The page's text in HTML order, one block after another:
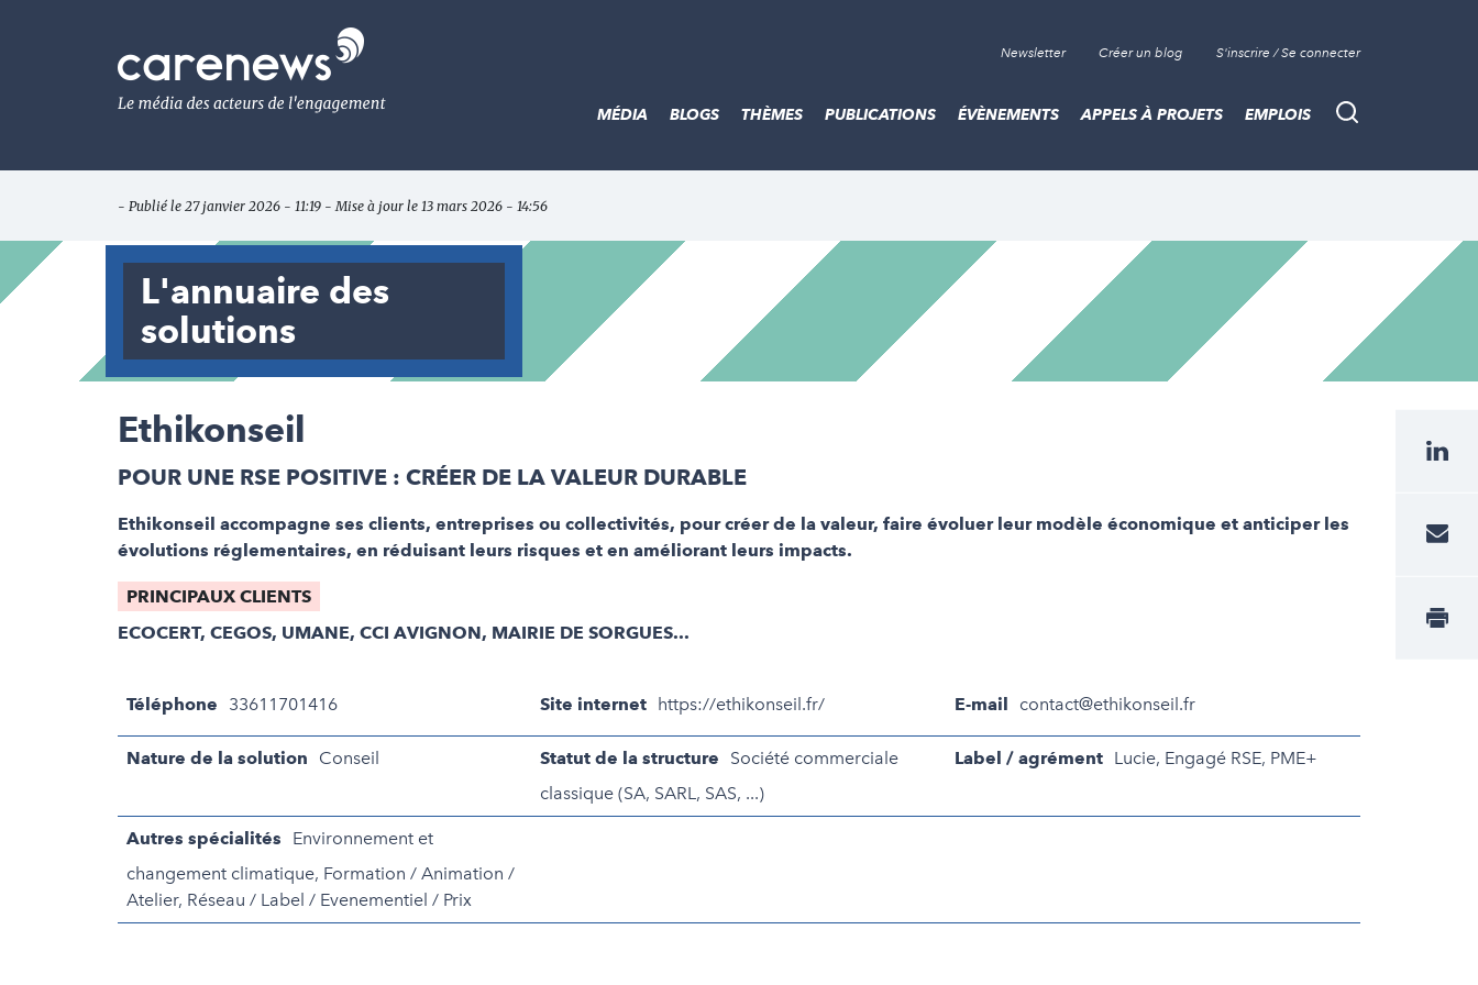
Le
média
de
l'engagement
Newsletter Créer un blog S'inscrire / Se connecter
Recherche
MÉDIA BLOGS THÈMES PUBLICATIONS ÉVÈNEMENTS APPELS À PROJETS EMPLOIS
- Publié le 27 janvier 2026 - 11:19 - Mise à jour le 13 mars 2026 - 14:56
L'annuaire des
solutions
Ethikonseil
POUR UNE RSE POSITIVE : CRÉER DE LA VALEUR DURABLE
Ethikonseil accompagne ses clients, entreprises ou collectivités, pour créer de la valeur, faire évoluer leur modèle économique et anticiper les
évolutions réglementaires, en réduisant leurs risques et en améliorant leurs impacts.
PRINCIPAUX CLIENTS
ECOCERT, CEGOS, UMANE, CCI AVIGNON, MAIRIE DE SORGUES...
Téléphone 33611701416 Site internet https://ethikonseil.fr/ E-mail contact@ethikonseil.fr
Nature de la solution Conseil Statut de la structure
Société commerciale
classique (SA, SARL, SAS, ...)
Label / agrément Lucie, Engagé RSE, PME+
Autres spécialités
Environnement et
changement climatique, Formation / Animation /
Atelier, Réseau / Label / Evenementiel / Prix